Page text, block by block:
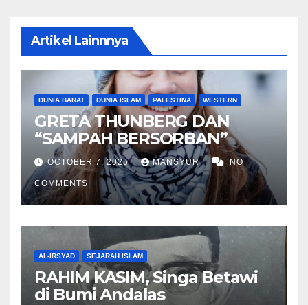
Artikel Lainnnya
DUNIA BARAT DUNIA ISLAM PALESTINA WESTERN
GRETA THUNBERG DAN
“SAMPAH BERSORBAN”
OCTOBER 7, 2025 MANSYUR NO
COMMENTS
AL-IRSYAD SEJARAH ISLAM
RAHIM KASIM, Singa Betawi
di Bumi Andalas